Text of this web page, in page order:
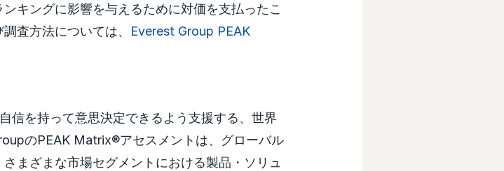
キングに影響を与えるために対価を支払ったこ
査方法については、
Everest Group PEAK
信を持って意思決定できるよう支援する、世界
のPEAK Matrix®アセスメントは、グローバル
まざまな市場セグメントにおける製品・ソリュ